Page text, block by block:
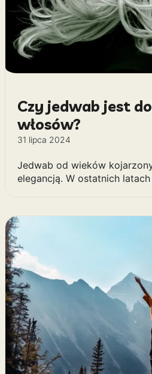
Czy jedwab jest
włosów?
31 lipca 2024
Jedwab od wieków
elegancją. W ostatnich latach